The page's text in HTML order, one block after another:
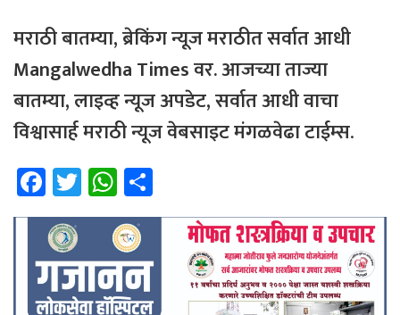
मराठीबातम्या,ब्रेकिंगन्यूजमराठीतसर्वातआधी
Mangalwedha Timesवर.आजच्याताज्या
बातम्या,लाइव्हन्यूजअपडेट,सर्वातआधीवाचा
विश्वासार्हमराठीन्यूजवेबसाइटमंगळवेढाटाईम्स.
Fa
ce
b
o
ok
T
wi
er
W
h
at
sA
p
ar